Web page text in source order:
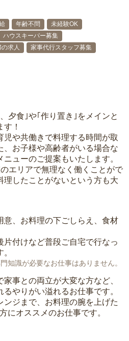
年齢不問
未経験OK
ハウスキーパー募集
求人
家事代行スタッフ募集
夕食｣や｢作り置き｣をメインと
！
児や共働きで料理する時間が取
、お子様や高齢者がいる場合な
ューのご提案もいたします。
エリアで無理なく働くことがで
理したことがないという方も大
意、お料理の下ごしらえ、食材
片付けなど普段ご自宅で行なっ
知識が必要なお仕事はありません。
事との両立が大変な方など、
やりがい溢れるお仕事です。
ンジまで、お料理の腕を上げた
にオススメのお仕事です。